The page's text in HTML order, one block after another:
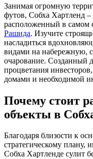
Занимая огромную
футов, Собха Хартленд
расположенный в самом
Рашида. Изучите
насладиться
видами на набережную,
очарование. Созданный
процветания
домами и необходимой
Почему стоит
объекты в
Благодаря близости к
стратегическому плану,
Собха Хартленде сулит